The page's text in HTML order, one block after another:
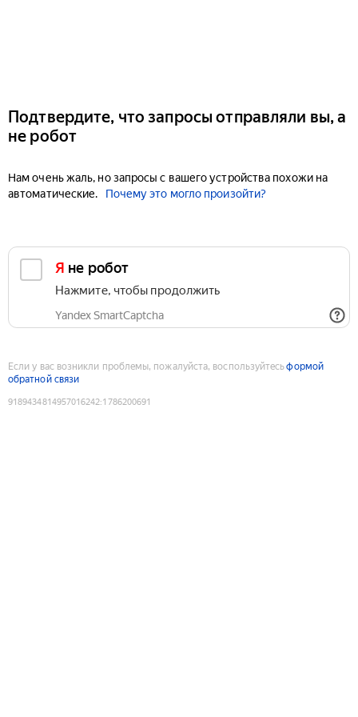
Подтвердите, что запросы отправляли вы, а
не робот
Нам очень жаль, но запросы с вашего устройства похожи на
автоматические.
Почему это могло произойти?
Я не робот
Нажмите, чтобы продолжить
Yandex SmartCaptcha
Если у вас возникли проблемы, пожалуйста, воспользуйтесьформой
обратной связи
9189434814957016242:1786200691